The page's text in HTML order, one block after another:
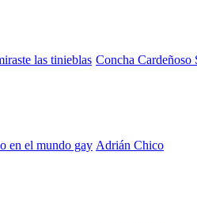
las tinieblas Concha Cardeñoso
en el mundo gay Adrián Chico